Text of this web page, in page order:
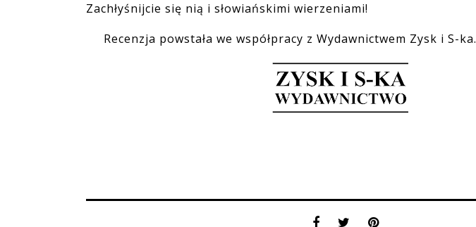
Zachłyśnijcie się nią i słowiańskimi wierzeniami!
Recenzja powstała we współpracy z Wydawnictwem Zysk i S-ka.